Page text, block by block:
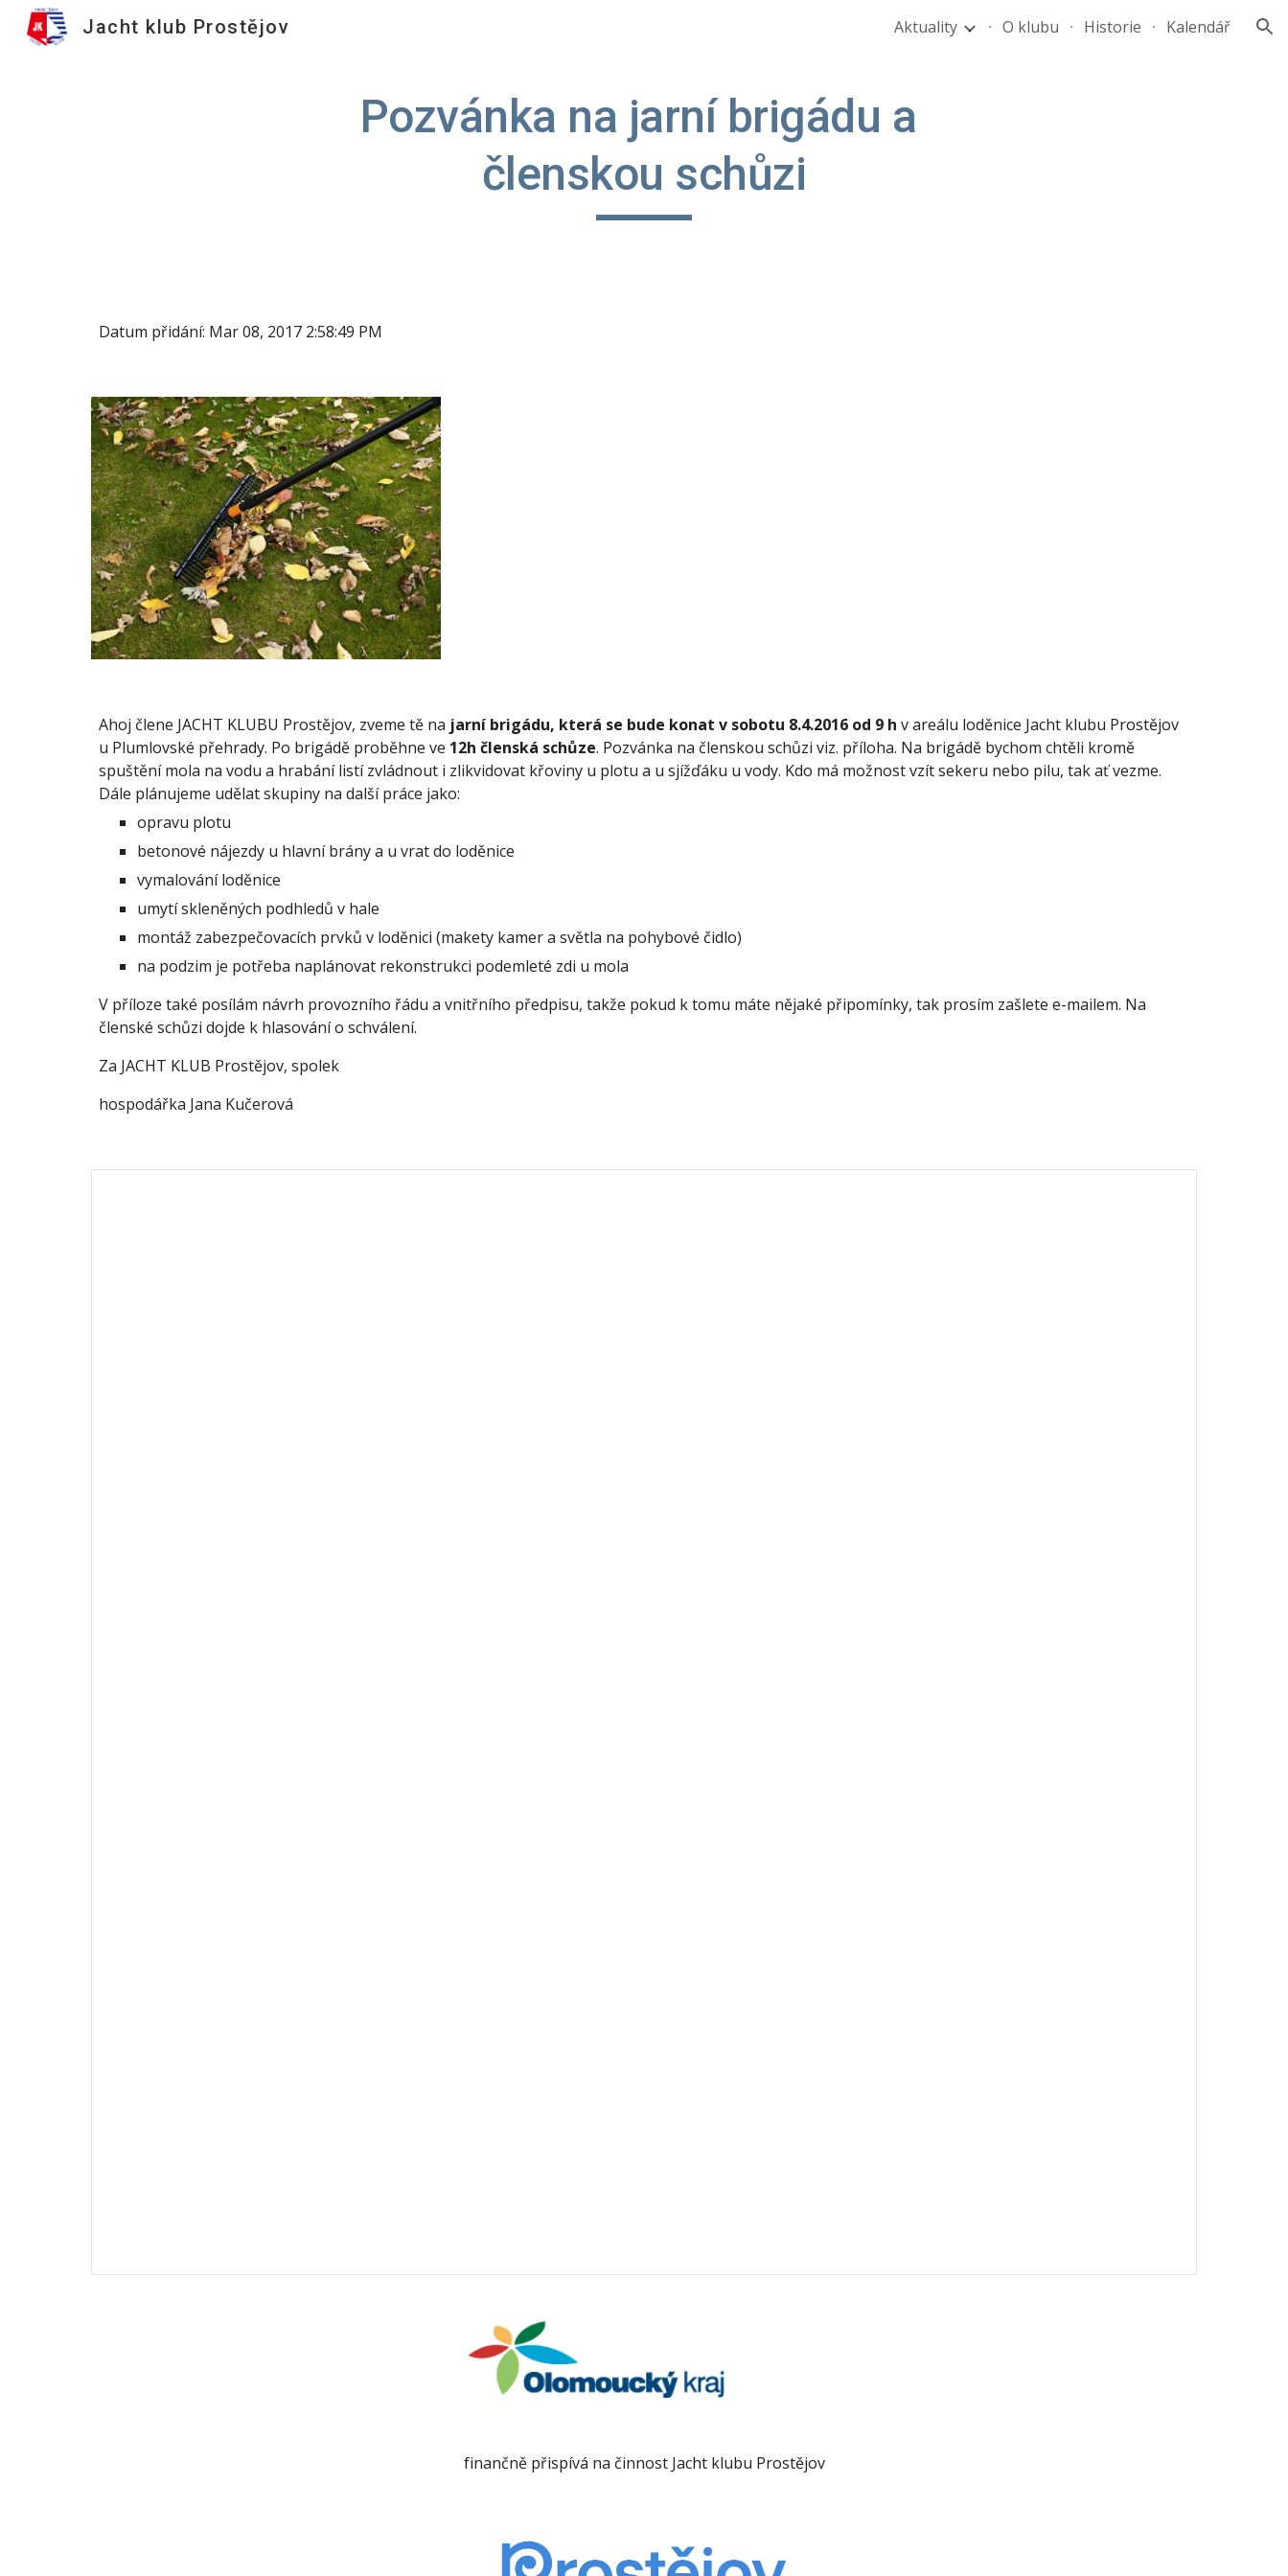
Jacht klub Prostějov Aktuality O klubu Historie Kalendář
Pozvánka na jarní brigádu a
členskou schůzi
Datum přidání: Mar 08, 2017 2:58:49 PM
Ahoj člene JACHT KLUBU Prostějov, zveme tě na jarní brigádu, která se bude konat v sobotu 8.4.2016 od 9 h v areálu loděnice Jacht klubu Prostějov
u Plumlovské přehrady. Po brigádě proběhne ve 12h členská schůze. Pozvánka na členskou schůzi viz. příloha. Na brigádě bychom chtěli kromě
spuštění mola na vodu a hrabání listí zvládnout i zlikvidovat křoviny u plotu a u sjížďáku u vody. Kdo má možnost vzít sekeru nebo pilu, tak ať vezme.
Dále plánujeme udělat skupiny na další práce jako:
opravu plotu
betonové nájezdy u hlavní brány a u vrat do loděnice
vymalování loděnice
umytí skleněných podhledů v hale
montáž zabezpečovacích prvků v loděnici (makety kamer a světla na pohybové čidlo)
na podzim je potřeba naplánovat rekonstrukci podemleté zdi u mola
V příloze také posílám návrh provozního řádu a vnitřního předpisu, takže pokud k tomu máte nějaké připomínky, tak prosím zašlete e-mailem. Na
členské schůzi dojde k hlasování o schválení.
Za JACHT KLUB Prostějov, spolek
hospodářka Jana Kučerová
finančně přispívá na činnost Jacht klubu Prostějov